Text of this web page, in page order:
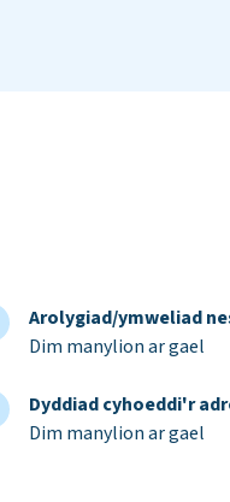
Arolygiad/ymweliad
Dim manylion ar gael
Dyddiad cyhoeddi'r
Dim manylion ar gael